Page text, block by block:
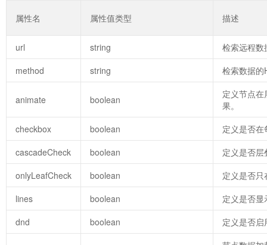
属性名 属性值类型 描述
url string
检索远程数
method
string 检索数据的
animate boolean
定义节点
果。
checkbox
boolean
定义是否
cascadeCheck
boolean
定义是否
onlyLeafCheck
boolean
定义是否
lines
boolean
定义是否
dnd
boolean
定义是否